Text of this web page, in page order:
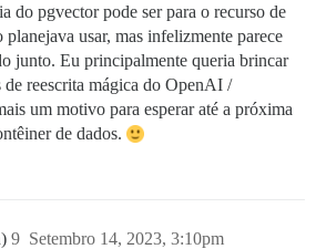
do pgvector pode ser para o recurso de
usar, mas infelizmente parece
junto. Eu principalmente queria brincar
de reescrita mágica do OpenAI /
um motivo para esperar até a próxima
de dados.
Setembro 14, 2023, 3:10pm
9